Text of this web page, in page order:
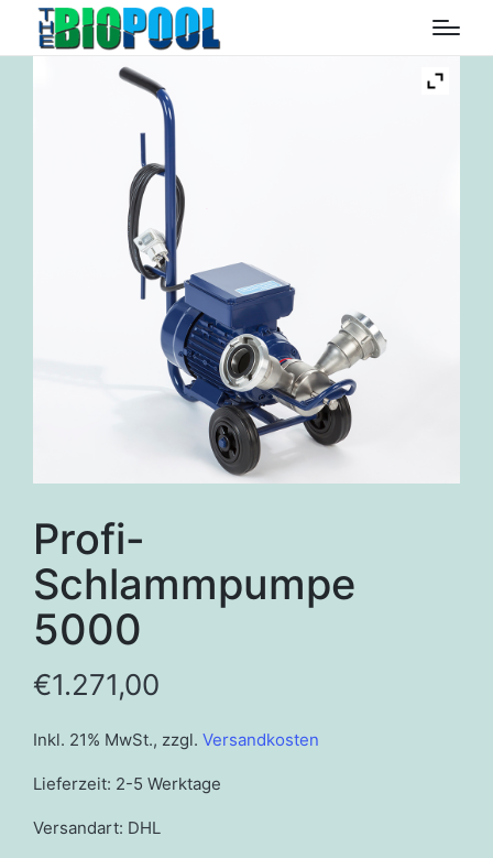
Profi-
Schlammpumpe
5000
€1.271,00
Inkl. 21% MwSt., zzgl. Versandkosten
Lieferzeit: 2-5 Werktage
Versandart: DHL